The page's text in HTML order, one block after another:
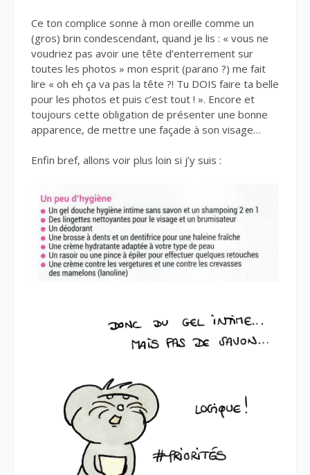
Ce ton complice sonne à mon oreille comme un
(gros) brin condescendant, quand je lis : « vous ne
voudriez pas avoir une tête d’enterrement sur
toutes les photos » mon esprit (parano ?) me fait
lire « oh eh ça va pas la tête ?! Tu DOIS faire ta belle
pour les photos et puis c’est tout ! ». Encore et
toujours cette obligation de présenter une bonne
apparence, de mettre une façade à son visage…
Enfin bref, allons voir plus loin si j’y suis :